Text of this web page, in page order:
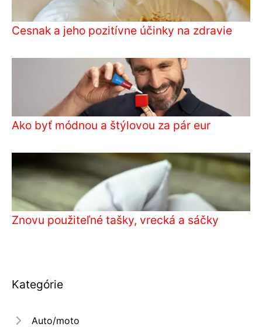
Cesnak a jeho pozitívne účinky na zdravie
Ako byť módnou a štýlovou za pár eur
Znovu použiteľné tašky, vrecká a sáčky
Kategórie
Auto/moto